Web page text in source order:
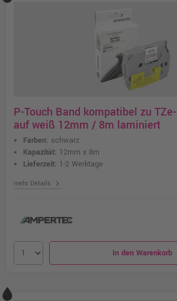
P-Touch Band kompatibel zu
auf weiß 12mm / 8m laminiert
Farben: schwarz
Kapazität: 12mm x 8m
Lieferzeit: 1-2 Werktage
mehr Details chevron_right
In den Warenkorb